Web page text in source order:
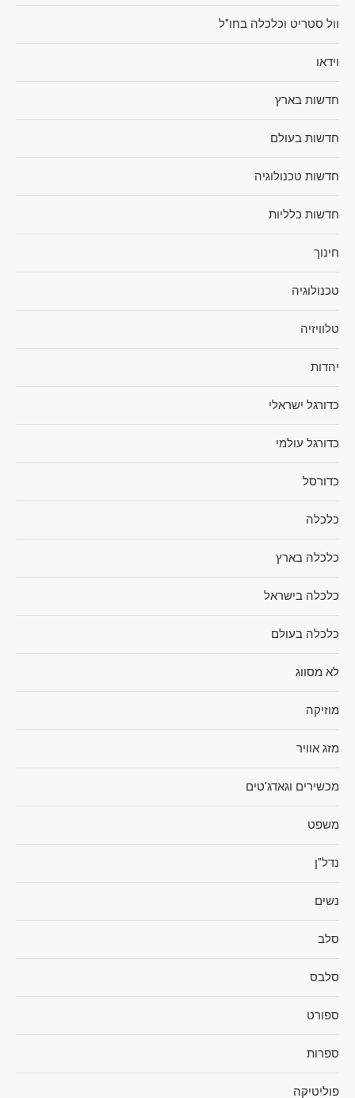
וול סטריט וכלכלה בחו"ל
וידאו
חדשות בארץ
חדשות בעולם
חדשות טכנולוגיה
חדשות כלליות
חינוך
טכנולוגיה
טלוויזיה
יהדות
כדורגל ישראלי
כדורגל עולמי
כדורסל
כלכלה
כלכלה בארץ
כלכלה בישראל
כלכלה בעולם
לא מסווג
מוזיקה
מזג אוויר
מכשירים וגאדג'טים
משפט
נדל"ן
נשים
סלב
סלבס
ספורט
ספרות
פוליטיקה